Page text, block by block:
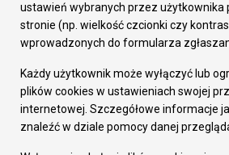
Fundusze europejskie
Środki krajowe
Oferty inwestycyjne
Pozostałe
Deklaracja dostępności
Dane osobowe
Dodaj opinię o witrynie
ustawień wybranych przez użytkownika
stronie (np. wielkość czcionki czy
wprowadzonych do formularza
Każdy użytkownik może wyłączyć lub
plików cookies w ustawieniach swojej
internetowej. Szczegółowe informacje
znaleźć w dziale pomocy danej